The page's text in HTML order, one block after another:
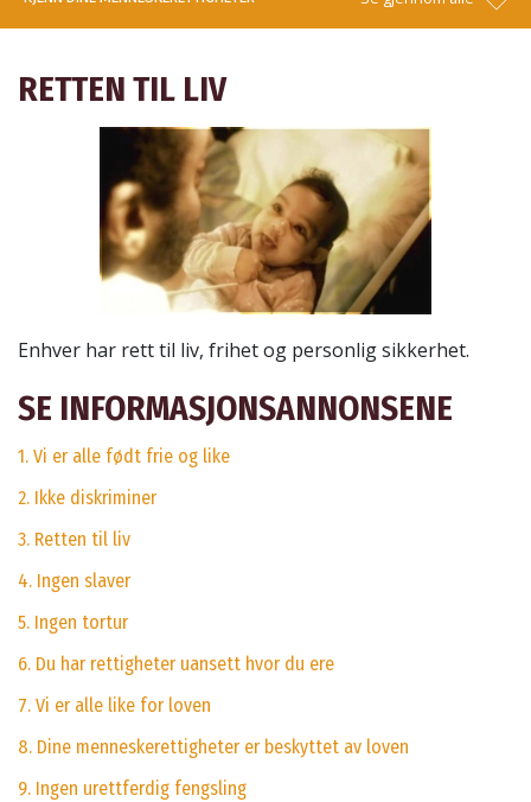
RETTEN TIL LIV
Enhver har rett til liv, frihet og personlig sikkerhet.
SE INFORMASJONSANNONSENE
1. Vi er alle født frie og like
2. Ikke diskriminer
3. Retten til liv
4. Ingen slaver
5. Ingen tortur
6. Du har rettigheter uansett hvor du ere
7. Vi er alle like for loven
8. Dine menneskerettigheter er beskyttet av loven
9. Ingen urettferdig fengsling